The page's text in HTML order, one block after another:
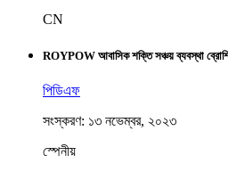
CN
ROYPOW আবাসিক শক্তি সঞ্চয় ব্যবস্থা
পিডিএফ
সংস্করণ: ১৩ নভেম্বর, ২০২৩
স্পেনীয়